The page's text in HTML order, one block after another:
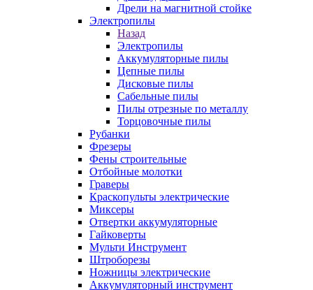
Дрели на магнитной стойке
Электропилы
Назад
Электропилы
Аккумуляторные пилы
Цепные пилы
Дисковые пилы
Сабельные пилы
Пилы отрезные по металлу
Торцовочные пилы
Рубанки
Фрезеры
Фены строительные
Отбойные молотки
Граверы
Краскопульты электрические
Миксеры
Отвертки аккумуляторные
Гайковерты
Мульти Инструмент
Штроборезы
Ножницы электрические
Аккумуляторный инструмент